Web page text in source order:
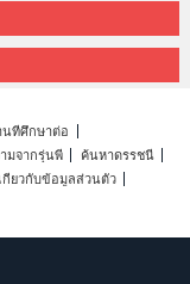
นที่ศึกษาต่อ
มจากรุ่นพี่
ค้นหาดรรชนี
กี่ยวกับข้อมูลส่วนตัว